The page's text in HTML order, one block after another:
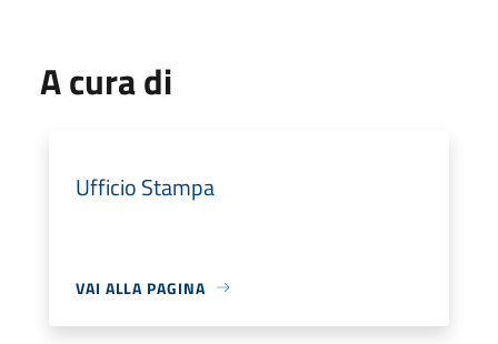
A cura di
Ufficio Stampa
VAI ALLA PAGINA